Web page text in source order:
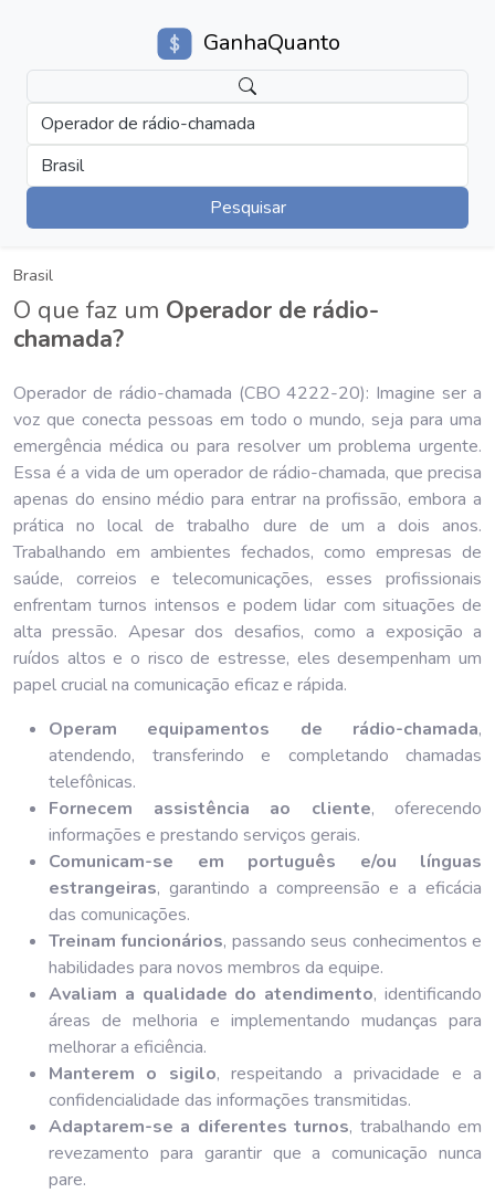
GanhaQuanto
Operador de rádio-chamada
Brasil
Pesquisar
Brasil
O que faz um Operador de rádio-
chamada?
Operador de rádio-chamada (CBO 4222-20): Imagine ser a
voz que conecta pessoas em todo o mundo, seja para uma
emergência médica ou para resolver um problema urgente.
Essa é a vida de um operador de rádio-chamada, que precisa
apenas do ensino médio para entrar na profissão, embora a
prática no local de trabalho dure de um a dois anos.
Trabalhando em ambientes fechados, como empresas de
saúde, correios e telecomunicações, esses profissionais
enfrentam turnos intensos e podem lidar com situações de
alta pressão. Apesar dos desafios, como a exposição a
ruídos altos e o risco de estresse, eles desempenham um
papel crucial na comunicação eficaz e rápida.
Operam equipamentos de rádio-chamada,
atendendo, transferindo e completando chamadas
telefônicas.
Fornecem assistência ao cliente, oferecendo
informações e prestando serviços gerais.
Comunicam-se em português e/ou línguas
estrangeiras, garantindo a compreensão e a eficácia
das comunicações.
Treinam funcionários, passando seus conhecimentos e
habilidades para novos membros da equipe.
Avaliam a qualidade do atendimento, identificando
áreas de melhoria e implementando mudanças para
melhorar a eficiência.
Manterem o sigilo, respeitando a privacidade e a
confidencialidade das informações transmitidas.
Adaptarem-se a diferentes turnos, trabalhando em
revezamento para garantir que a comunicação nunca
pare.